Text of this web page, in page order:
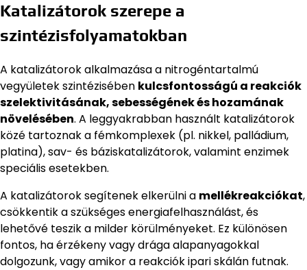
Katalizátorok szerepe a
szintézisfolyamatokban
A katalizátorok alkalmazása a nitrogéntartalmú
vegyületek szintézisében kulcsfontosságú a reakciók
szelektivitásának, sebességének és hozamának
növelésében. A leggyakrabban használt katalizátorok
közé tartoznak a fémkomplexek (pl. nikkel, palládium,
platina), sav- és báziskatalizátorok, valamint enzimek
speciális esetekben.
A katalizátorok segítenek elkerülni a mellékreakciókat,
csökkentik a szükséges energiafelhasználást, és
lehetővé teszik a milder körülményeket. Ez különösen
fontos, ha érzékeny vagy drága alapanyagokkal
dolgozunk, vagy amikor a reakciók ipari skálán futnak.